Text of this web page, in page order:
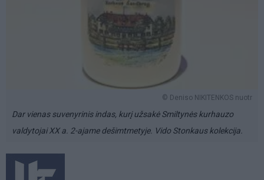
© Deniso NIKITENKOS nuotr
Dar vienas suvenyrinis indas, kurį užsakė Smiltynės kurhauzo
valdytojai XX a. 2-ajame dešimtmetyje. Vido Stonkaus kolekcija.